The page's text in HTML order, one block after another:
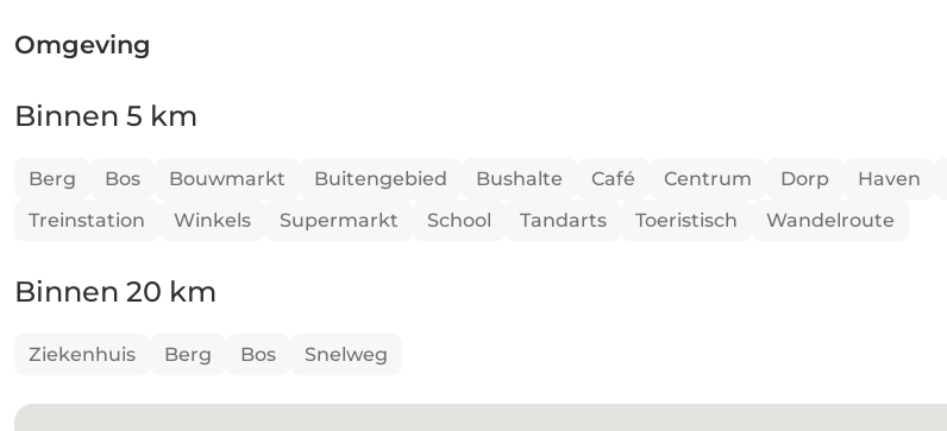
Omgeving
Binnen 5 km
Berg Bos Bouwmarkt Buitengebied Bushalte Café Centrum Dorp Haven
Treinstation
Winkels Supermarkt School Tandarts Toeristisch Wandelroute
Binnen 20 km
Ziekenhuis Berg Bos Snelweg